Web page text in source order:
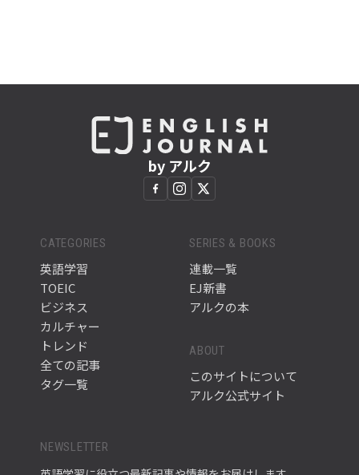
by アルク
CATEGORIES
英語学習
TOEIC
ビジネス
カルチャー
トレンド
全ての記事
タグ一覧
SERIES & BOOKS
連載一覧
EJ新書
アルクの本
ABOUT
このサイトについて
アルク公式サイト
NEWSLETTER